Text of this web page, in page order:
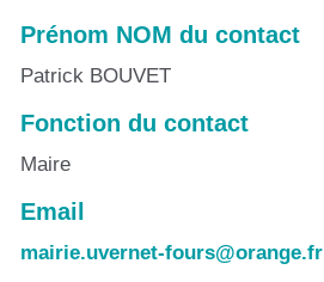
Prénom NOM du contact
Patrick BOUVET
Fonction du contact
Maire
Email
mairie.uvernet-fours@orange.fr